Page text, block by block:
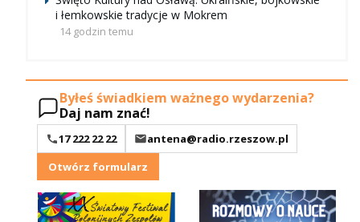
i łemkowskie tradycje w Mokrem
14 godzin temu
Byłeś świadkiem ważnego wydarzenia?
Daj nam znać!
17 222 22 22
antena@radio.rzeszow.pl
Otwórz formularz